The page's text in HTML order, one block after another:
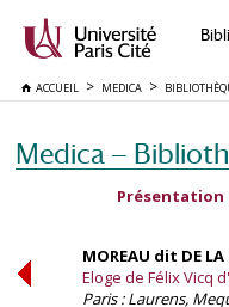
ACCUEIL MEDICA
Medica —
Présentation
MOREAU dit DE
Eloge de Félix Vicq
Paris : Laurens,